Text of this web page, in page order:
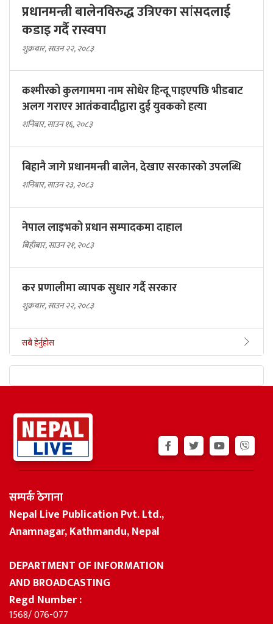
प्रधानमन्त्री बालेनविरुद्ध उत्रिएका सांसदलाई
कडाइ गर्दै रास्वपा
शुक्रबार, साउन २२, २०८३
कश्मीरको कुलगाममा नाम सोधेर हिन्दू पाइएपछि भीडबाट
अलग गराएर आतंकवादीद्वारा दुई युवकको हत्या
शनिबार, साउन १६, २०८३
बिहानै जागे प्रधानमन्त्री बालेन, देखाए सरकारकाे उपलब्धि
शनिबार, साउन २३, २०८३
नेपाल लाइभको प्रधान सम्पादकमा दाहाल
बिहीबार, साउन २१, २०८३
कर प्रणालीमा व्यापक सुधार गर्दै सरकार
शुक्रबार, साउन २२, २०८३
सबै हेर्नुहोस
सम्पर्क ठेगाना
Nepal Live Publication Pvt. Ltd.,
Anamnagar, Kathmandu, Nepal
DEPARTMENT OF INFORMATION
AND BROADCASTING
Regd Number :
1568/ 076-077